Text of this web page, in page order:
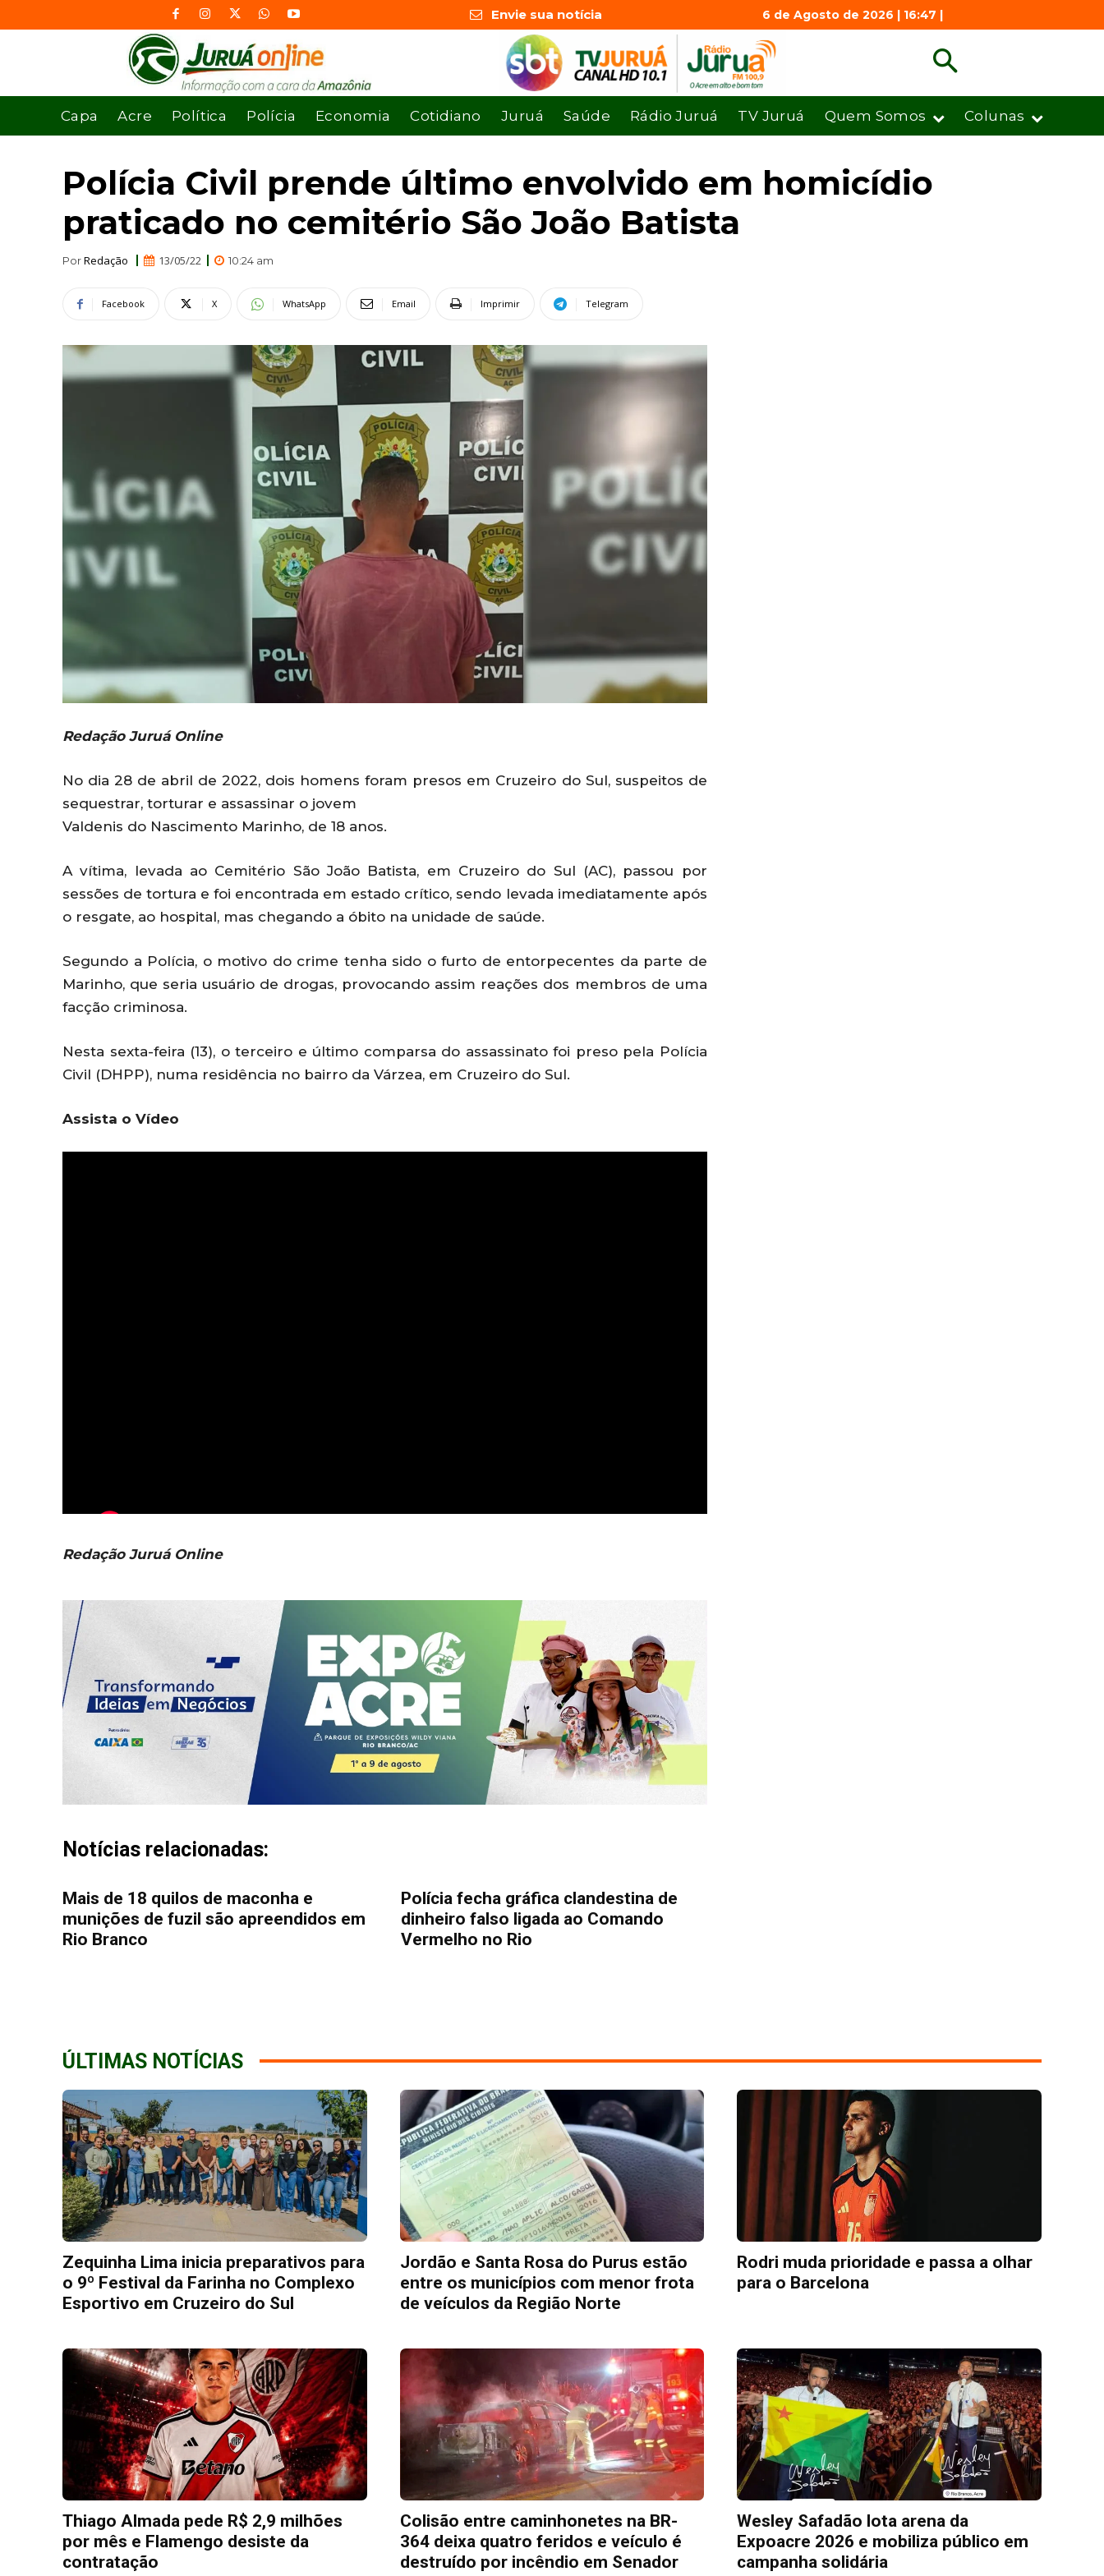
Envie sua notícia 6 de Agosto de 2026 | 16:47 |
Capa Acre Política Polícia Economia Cotidiano Juruá Saúde Rádio Juruá TV Juruá Quem Somos Colunas
Polícia Civil prende último envolvido em homicídio
praticado no cemitério São João Batista
PorRedação 13/05/22 10:24 am
Facebook X WhatsApp Email Imprimir Telegram
Redação Juruá Online
No dia 28 de abril de 2022, dois homens foram presos em Cruzeiro do Sul, suspeitos de
sequestrar, torturar e assassinar o jovem
Valdenis do Nascimento Marinho, de 18 anos.
A vítima, levada ao Cemitério São João Batista, em Cruzeiro do Sul (AC), passou por
sessões de tortura e foi encontrada em estado crítico, sendo levada imediatamente após
o resgate, ao hospital, mas chegando a óbito na unidade de saúde.
Segundo a Polícia, o motivo do crime tenha sido o furto de entorpecentes da parte de
Marinho, que seria usuário de drogas, provocando assim reações dos membros de uma
facção criminosa.
Nesta sexta-feira (13), o terceiro e último comparsa do assassinato foi preso pela Polícia
Civil (DHPP), numa residência no bairro da Várzea, em Cruzeiro do Sul.
Assista o Vídeo
Redação Juruá Online
Notícias relacionadas:
Mais de 18 quilos de maconha e
munições de fuzil são apreendidos em
Rio Branco
Polícia fecha gráfica clandestina de
dinheiro falso ligada ao Comando
Vermelho no Rio
ÚLTIMAS NOTÍCIAS
Zequinha Lima inicia preparativos para
o 9º Festival da Farinha no Complexo
Esportivo em Cruzeiro do Sul
Jordão e Santa Rosa do Purus estão
entre os municípios com menor frota
de veículos da Região Norte
Rodri muda prioridade e passa a olhar
para o Barcelona
Thiago Almada pede R$ 2,9 milhões
por mês e Flamengo desiste da
contratação
Colisão entre caminhonetes na BR-
364 deixa quatro feridos e veículo é
destruído por incêndio em Senador
Wesley Safadão lota arena da
Expoacre 2026 e mobiliza público em
campanha solidária